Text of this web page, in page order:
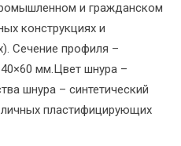
и гражданском
конструкциях и
Сечение профиля –
мм.Цвет шнура –
шнура – синтетический
пластифицирующих